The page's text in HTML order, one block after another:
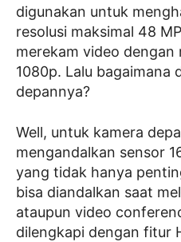
digunakan untuk
resolusi maksimal 48
merekam video dengan
1080p. Lalu bagaimana
depannya?
Well, untuk kamera
mengandalkan sensor
yang tidak hanya
bisa diandalkan saat
ataupun video
dilengkapi dengan fitur